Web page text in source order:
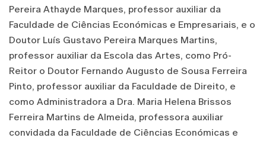
Pereira Athayde Marques, professor auxiliar da
Faculdade de Ciências Económicas e Empresariais, e o
Doutor Luís Gustavo Pereira Marques Martins,
professor auxiliar da Escola das Artes, como Pró-
Reitor o Doutor Fernando Augusto de Sousa Ferreira
Pinto, professor auxiliar da Faculdade de Direito, e
como Administradora a Dra. Maria Helena Brissos
Ferreira Martins de Almeida, professora auxiliar
convidada da Faculdade de Ciências Económicas e